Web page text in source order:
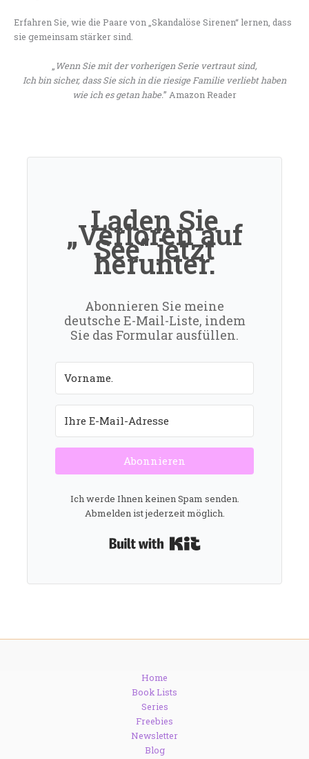
Erfahren Sie, wie die Paare von „Skandalöse Sirenen“ lernen, dass
sie gemeinsam stärker sind.
Wenn Sie mit der vorherigen Serie vertraut sind,
Ich bin sicher, dass Sie sich in die riesige Familie verliebt haben
wie ich es getan habe.” Amazon Reader
Laden Sie
„Verloren auf
See“ jetzt
herunter.
Abonnieren Sie meine
deutsche E-Mail-Liste, indem
Sie das Formular ausfüllen.
Abonnieren
Ich werde Ihnen keinen Spam senden.
Abmelden ist jederzeit möglich.
Home
Book Lists
Series
Freebies
Newsletter
Blog